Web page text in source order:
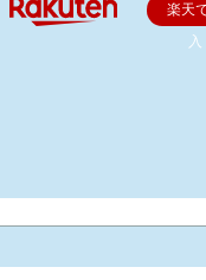
楽天
入